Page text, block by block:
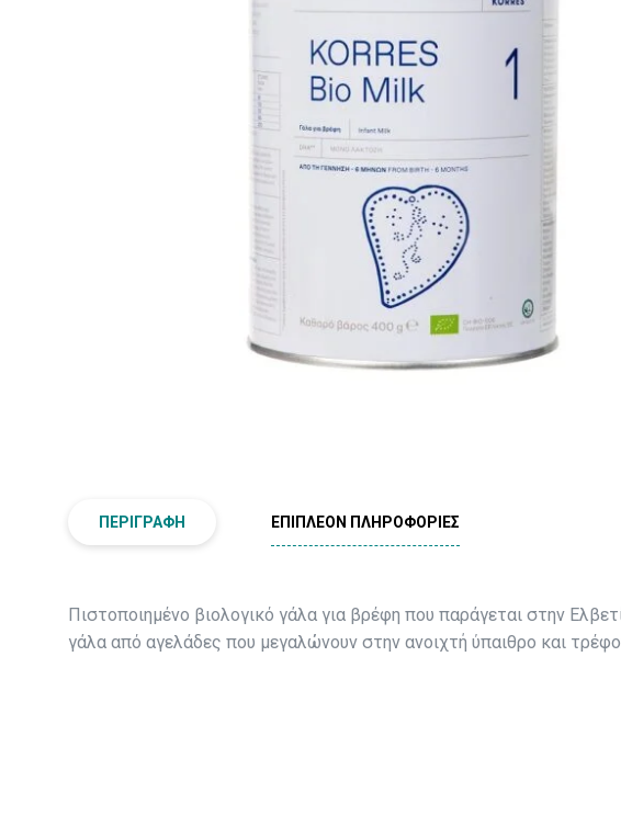
ΠΕΡΙΓΡΑΦΉ ΕΠΙΠΛΈΟΝ ΠΛΗΡΟΦΟΡΊΕΣ
Πιστοποιημένο βιολογικό γάλα για βρέφη που παράγεται στην
γάλα από αγελάδες που μεγαλώνουν στην ανοιχτή ύπαιθρο και